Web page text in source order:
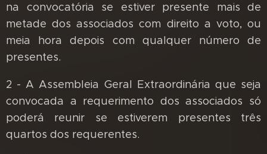
na convocatória se estiver presente mais de
metade dos associados com direito a voto, ou
meia hora depois com qualquer número de
presentes.
2 - A Assembleia Geral Extraordinária que seja
convocada a requerimento dos associados só
poderá reunir se estiverem presentes três
quartos dos requerentes.